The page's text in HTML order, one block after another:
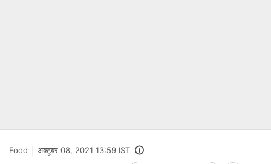
Food अक्टूबर 08, 2021 13:59 IST